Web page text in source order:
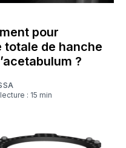
pour
totale de hanche
?
: 15 min